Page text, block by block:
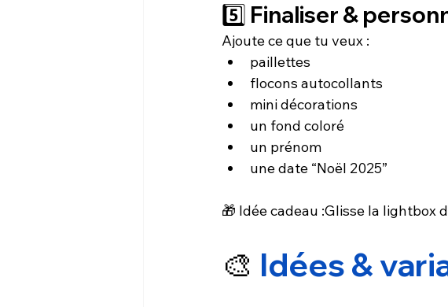
5️⃣ Finaliser &
Ajoute ce que tu veux :
paillettes
flocons autocollants
mini décorations
un fond coloré
un prénom
une date “Noël 2025”
🎁 Idée cadeau :Glisse la
🎨 Idées &